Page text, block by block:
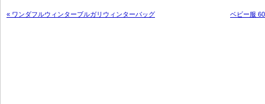
ベビー服
« ワンダフルウィンターブルガリウィンターバッグ